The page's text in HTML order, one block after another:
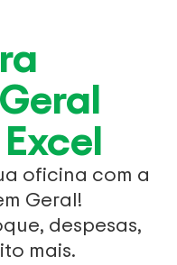
oficina com a
Geral!
despesas,
mais.